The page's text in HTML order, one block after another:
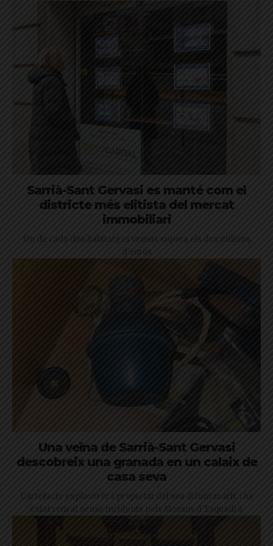
Sarrià-Sant Gervasi es manté com el
districte més elitista del mercat
immobiliari
Un de cada deu habitatges venuts supera els dos milions
d'euros
Una veïna de Sarrià-Sant Gervasi
descobreix una granada en un calaix de
casa seva
L'artefacte explosiu era propietat del seu difunt marit, i ha
estat retirat sense incidents pels Mossos d'Esquadra